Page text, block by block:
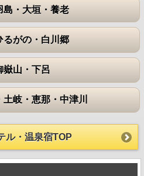
島・大垣・養老
るがの・白川郷
嶽山・下呂
岐・恵那・中津川
ル・温泉宿TOP